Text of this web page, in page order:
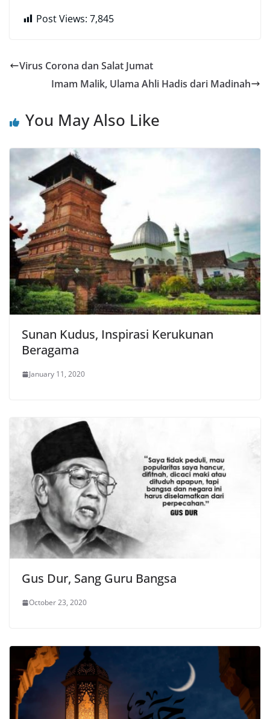
Post Views: 7,845
Virus Corona dan Salat Jumat
Imam Malik, Ulama Ahli Hadis dari Madinah
You May Also Like
Sunan Kudus, Inspirasi Kerukunan
Beragama
January 11, 2020
Gus Dur, Sang Guru Bangsa
October 23, 2020